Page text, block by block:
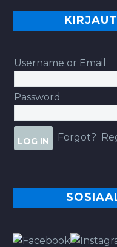
Username or Email
Password
Forgot?